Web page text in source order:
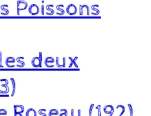
Poissons
deux